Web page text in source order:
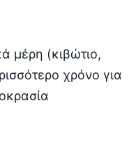
μέρη (κιβώτιο,
χρόνο για